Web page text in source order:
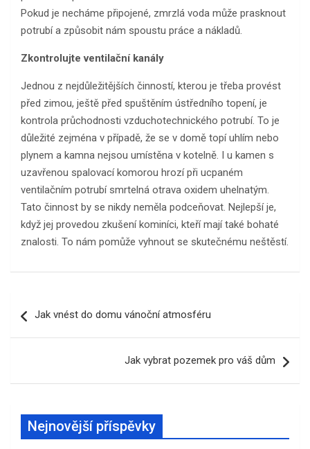
Pokud je necháme připojené, zmrzlá voda může prasknout
potrubí a způsobit nám spoustu práce a nákladů.
Zkontrolujte ventilační kanály
Jednou z nejdůležitějších činností, kterou je třeba provést
před zimou, ještě před spuštěním ústředního topení, je
kontrola průchodnosti vzduchotechnického potrubí. To je
důležité zejména v případě, že se v domě topí uhlím nebo
plynem a kamna nejsou umístěna v kotelně. I u kamen s
uzavřenou spalovací komorou hrozí při ucpaném
ventilačním potrubí smrtelná otrava oxidem uhelnatým.
Tato činnost by se nikdy neměla podceňovat. Nejlepší je,
když jej provedou zkušení kominíci, kteří mají také bohaté
znalosti. To nám pomůže vyhnout se skutečnému neštěstí.
proJak vnést do domu vánoční atmosféru
Jak vybrat pozemek pro váš dům
Nejnovější příspěvky